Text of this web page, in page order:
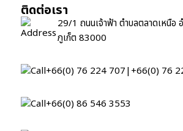
ติดต่อเรา
29/1 ถนนเจ้าฟ้า ตำบลตลาดเหนือ
ภูเก็ต 83000
+66(0) 76 224 707|+66(0) 76
+66(0) 86 546 3553